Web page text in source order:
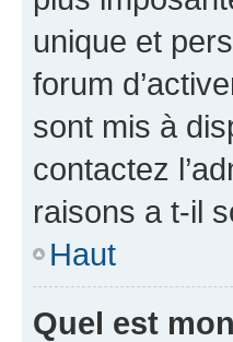
unique et
forum
sont mis à
contactez
raisons a t-il
Haut
Quel est